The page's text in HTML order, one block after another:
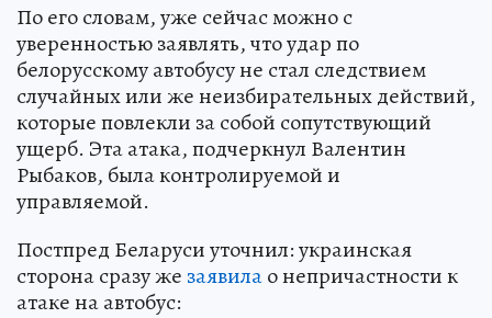
По его словам, уже сейчас можно с
уверенностью заявлять, что удар по
белорусскому автобусу не стал следствием
случайных или же неизбирательных действий,
которые повлекли за собой сопутствующий
ущерб. Эта атака, подчеркнул Валентин
Рыбаков, была контролируемой и
управляемой.
Постпред Беларуси уточнил: украинская
сторона сразу же заявилао непричастности к
атаке на автобус: